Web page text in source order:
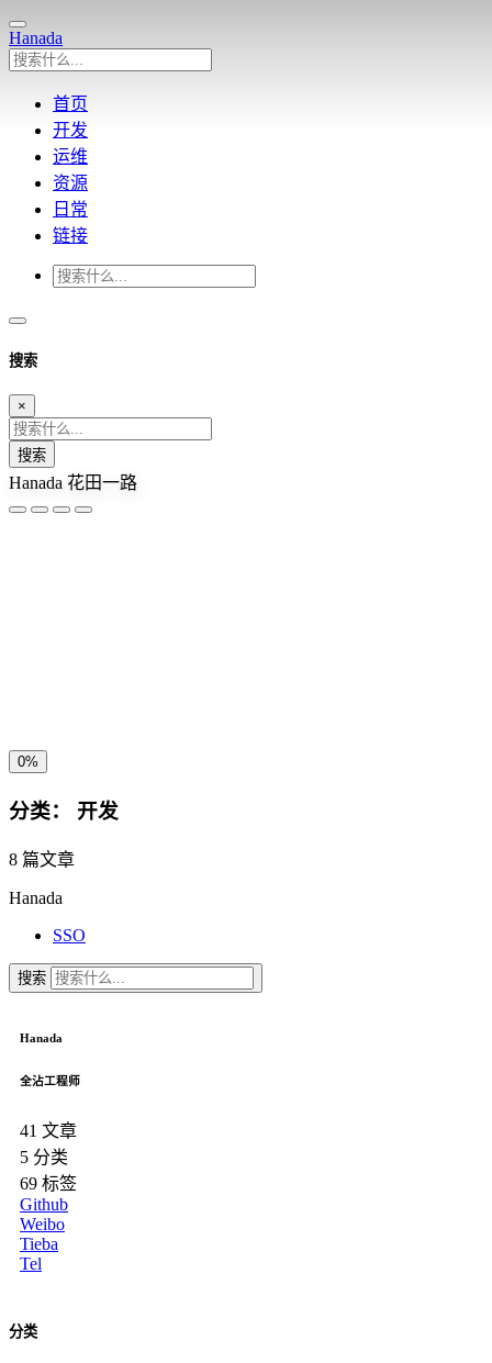
Hanada
首页
开发
运维
资源
日常
链接
搜索
×
搜索
Hanada 花田一路
0%
分类： 开发
8 篇文章
Hanada
SSO
搜索
Hanada
全沾工程师
41 文章
5 分类
69 标签
Github
Weibo
Tieba
Tel
分类